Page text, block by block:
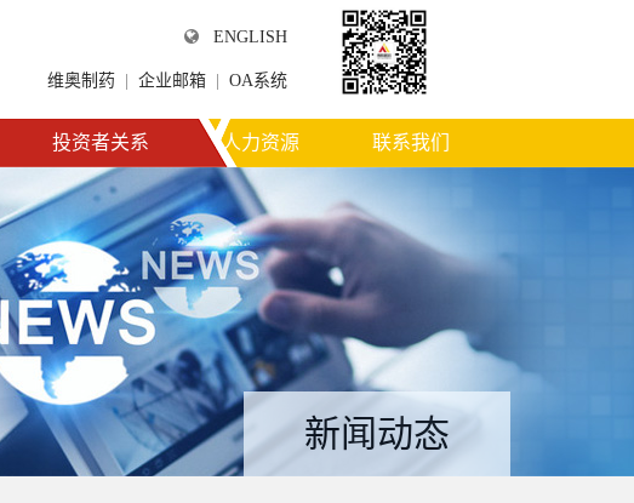
ENGLISH
维奥制药 企业邮箱 OA系统
投资者关系 人力资源 联系我们
新闻动态